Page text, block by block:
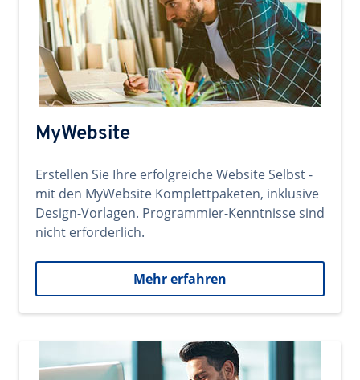
MyWebsite
Erstellen Sie Ihre erfolgreiche Website Selbst -
mit den MyWebsite Komplettpaketen, inklusive
Design-Vorlagen. Programmier-Kenntnisse sind
nicht erforderlich.
Mehr erfahren